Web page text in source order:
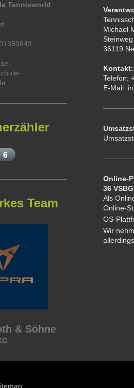
Michael
Steinweg
36119
Kontakt:
Telefon:
E-Mail:
Online-
36
Als
Online-
OS-
Wir
Tennisworld
Team
& Söhne